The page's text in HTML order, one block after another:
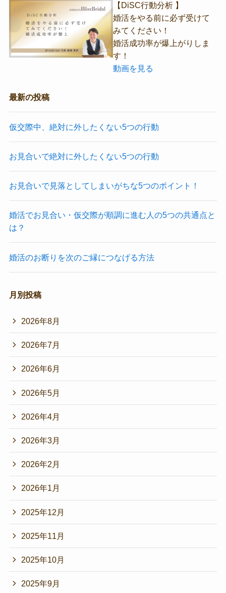
【DiSC行動分析 】
婚活をやる前に必ず受けて
みてください！
婚活成功率が爆上がりしま
す！
動画を見る
最新の投稿
仮交際中、絶対に外したくない5つの行動
お見合いで絶対に外したくない5つの行動
お見合いで見落としてしまいがちな5つのポイント！
婚活でお見合い・仮交際が順調に進む人の5つの共通点と
は？
婚活のお断りを次のご縁につなげる方法
月別投稿
2026年8月
2026年7月
2026年6月
2026年5月
2026年4月
2026年3月
2026年2月
2026年1月
2025年12月
2025年11月
2025年10月
2025年9月